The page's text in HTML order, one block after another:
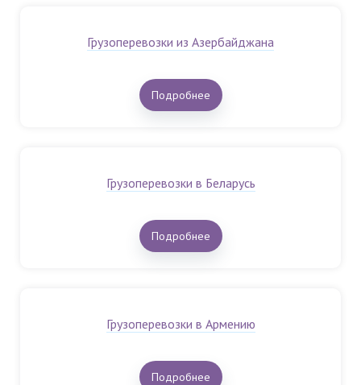
Грузоперевозки из Азербайджана
Подробнее
Грузоперевозки в Беларусь
Подробнее
Грузоперевозки в Армению
Подробнее